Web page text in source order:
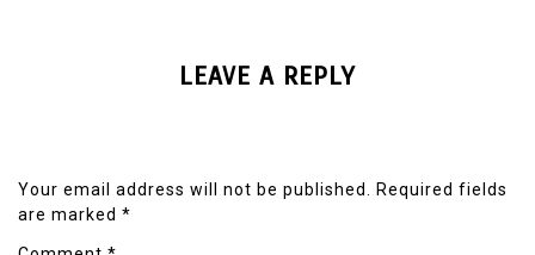
LEAVE A REPLY
Your email address will not be published. Required fields
are marked *